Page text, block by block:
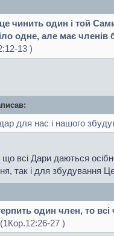
чинить один і той
одне, але має членів
13 )
для нас і нашого
всі Дари даються
так і для збудування
один член, то
(1Кор.12:26-27 )